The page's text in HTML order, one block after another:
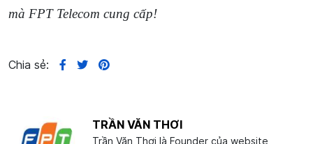
mà FPT Telecom cung cấp!
Chia sẻ:
TRẦN VĂN THƠI
Trần Văn Thơi là Founder của website